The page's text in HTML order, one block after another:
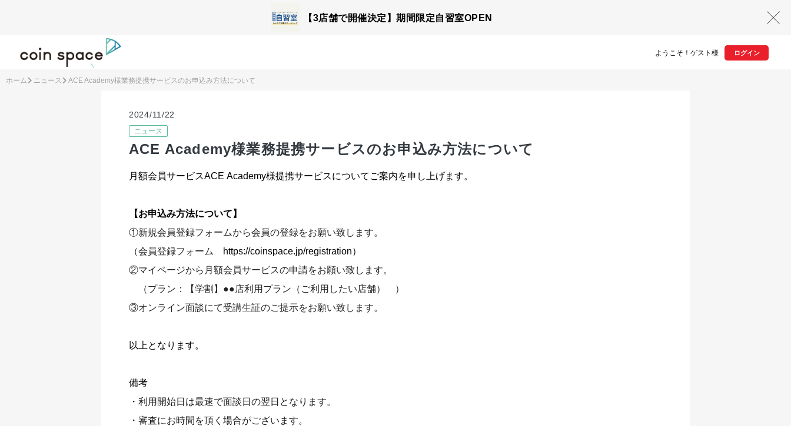
【3店舗で開催決定】期間限定自習室OPEN
ようこそ！ゲスト様 ログイン
ホーム ニュース ACE Academy様業務提携サービスのお申込み方法について
2024/11/22
ニュース
ACE Academy様業務提携サービスのお申込み方法について
月額会員サービスACE Academy様提携サービスについてご案内を申し上げます。
【お申込み方法について】
①新規会員登録フォームから会員の登録をお願い致します。
（会員登録フォーム
https://coinspace.jp/registration）
②マイページから月額会員サービスの申請をお願い致します。
（プラン：【学割】●●店利用プラン（ご利用したい店舗） ）
③オンライン面談にて受講生証のご提示をお願い致します。
以上となります。
備考
・利用開始日は最速で面談日の翌日となります。
・審査にお時間を頂く場合がございます。